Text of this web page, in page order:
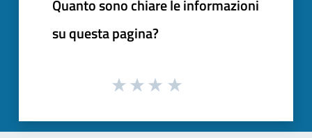
Quanto sono chiare le informazioni
su questa pagina?